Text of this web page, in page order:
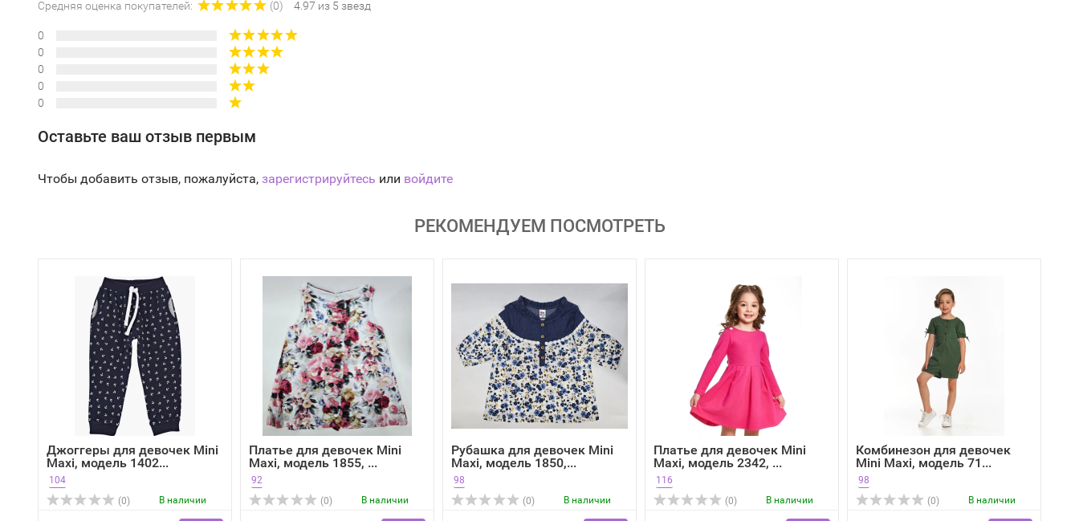
Средняя оценка покупателей: (0) 4.97 из 5 звезд
0
0
0
0
0
Оставьте ваш отзыв первым
Чтобы добавить отзыв, пожалуйста, зарегистрируйтесь или войдите
РЕКОМЕНДУЕМ ПОСМОТРЕТЬ
Джоггеры для девочек Mini
Maxi, модель 1402...
104
(0)
В наличии
Платье для девочек Mini
Maxi, модель 1855, ...
92
(0)
В наличии
Рубашка для девочек Mini
Maxi, модель 1850,...
98
(0)
В наличии
Платье для девочек Mini
Maxi, модель 2342, ...
116
(0)
В наличии
Комбинезон для девочек
Mini Maxi, модель 71...
98
(0)
В наличии